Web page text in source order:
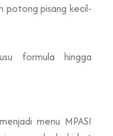
potong pisang kecil-
formula hingga
menu MPASI